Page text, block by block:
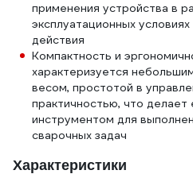
применения устройства в
эксплуатационных
действия
Компактность и
характеризуется
весом, простотой в
практичностью, что делает
инструментом для
сварочных задач
Характеристики